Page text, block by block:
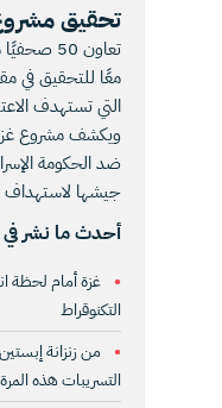
تحقيق
معًا للتحقيق في
التي تستهدف
ويكشف مشروع
ضد الحكومة
جيشها لاستهداف
أحدث ما نشر
غزة أمام لحظة
التكنوقراط
من زنزانة
التسريبات هذه